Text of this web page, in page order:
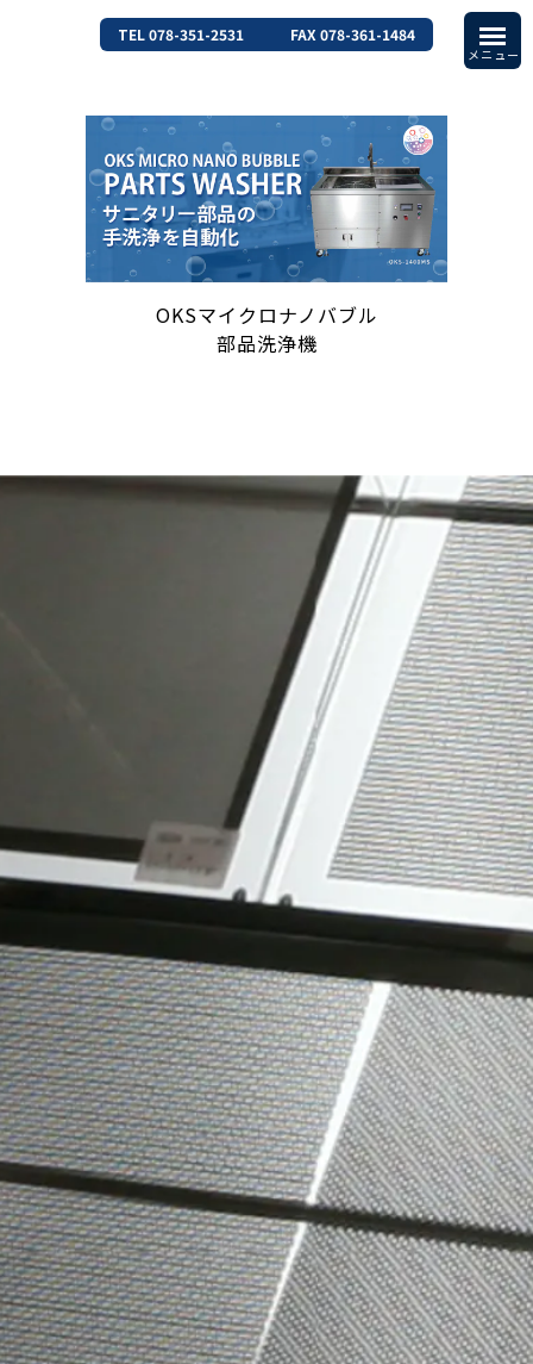
TEL 078-351-2531 FAX 078-361-1484
OKSマイクロナノバブル
部品洗浄機